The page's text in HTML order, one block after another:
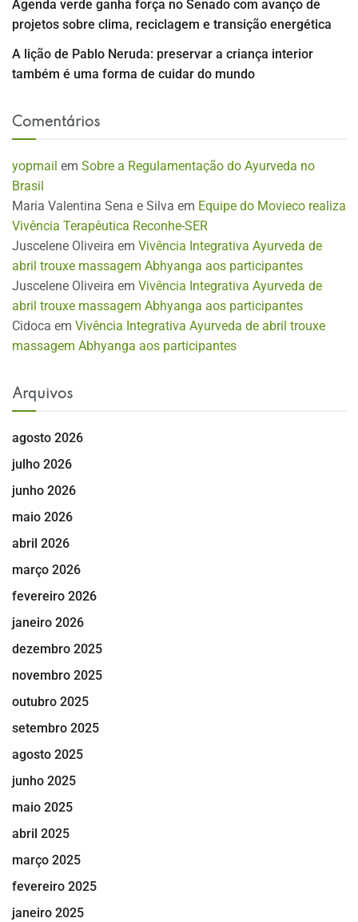
Agenda verde ganha força no Senado com avanço de
projetos sobre clima, reciclagem e transição energética
A lição de Pablo Neruda: preservar a criança interior
também é uma forma de cuidar do mundo
Comentários
yopmail em Sobre a Regulamentação do Ayurveda no
Brasil
Maria Valentina Sena e Silva em Equipe do Movieco realiza
Vivência Terapêutica Reconhe-SER
Juscelene Oliveira em Vivência Integrativa Ayurveda de
abril trouxe massagem Abhyanga aos participantes
Juscelene Oliveira em Vivência Integrativa Ayurveda de
abril trouxe massagem Abhyanga aos participantes
Cidoca em Vivência Integrativa Ayurveda de abril trouxe
massagem Abhyanga aos participantes
Arquivos
agosto 2026
julho 2026
junho 2026
maio 2026
abril 2026
março 2026
fevereiro 2026
janeiro 2026
dezembro 2025
novembro 2025
outubro 2025
setembro 2025
agosto 2025
junho 2025
maio 2025
abril 2025
março 2025
fevereiro 2025
janeiro 2025